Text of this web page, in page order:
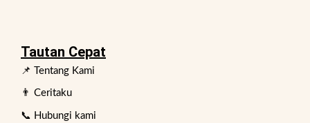
Tautan Cepat
📌 Tentang Kami
👨 Ceritaku
📞 Hubungi kami